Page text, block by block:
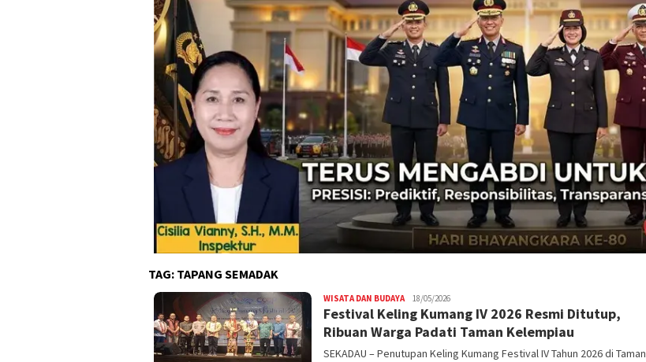
TAG: TAPANG SEMADAK
WISATA DAN BUDAYAYakop
18/05/2026
Festival Keling Kumang IV 2026 Resmi Ditutup,
Ribuan Warga Padati Taman Kelempiau
SEKADAU – Penutupan Keling Kumang Festival IV Tahun 2026 di Taman